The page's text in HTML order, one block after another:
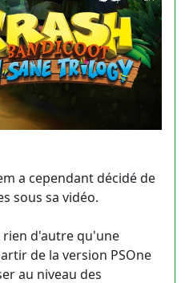
a cependant décidé de
sous sa vidéo.
d'autre qu'une
de la version PSOne
au niveau des